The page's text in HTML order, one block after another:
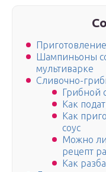
Приготовление
Шампиньоны
мультиварке
Сливочно-
Грибной
Как
Как
соус
Можно ли
рецепт
Как